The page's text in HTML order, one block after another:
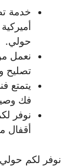
خدمة
حولي.
نعمل
تصليح
يتمتع
فك
نوفر
أقفال
نوفر لكم